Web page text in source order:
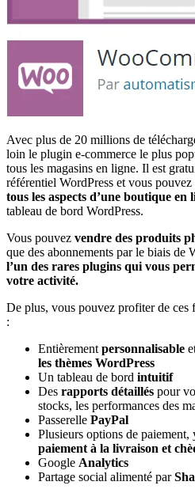
Avec plus de 20 millions de
loin le plugin e-commerce le plus
tous les magasins en ligne. Il est
référentiel WordPress et vous
tous les aspects d’une boutique en
tableau de bord WordPress.
Vous pouvez vendre des produits
que des abonnements par le biais de
l’un des rares plugins qui vous
votre activité.
De plus, vous pouvez profiter de ces
:
Entièrement personnalisable
les thèmes WordPress
Un tableau de bord intuitif
Des rapports détaillés pour
stocks, les performances des
Passerelle PayPal
Plusieurs options de paiement,
paiement à la livraison et
Google Analytics
Partage social alimenté par